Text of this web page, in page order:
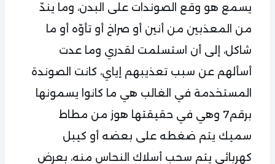
يسمع هو وقع الصوندات على البدن، وما يندّ
من المعذبين من أنين أو صراخ أو تأوّه أو ما
شاكل، إلى أن استسلمت لقدري وما عدت
أسألهم عن سبب تعذيبهم إياي، كانت الصوندة
المستخدمة في الغالب هي ما كانوا يسمونها
برقم7 وهي في حقيقتها هوز من مطاط
سميك يتم ضغطه على بعضه أو كيبل
كهربائي يتم سحب أسلاك النحاس منه، بعرض